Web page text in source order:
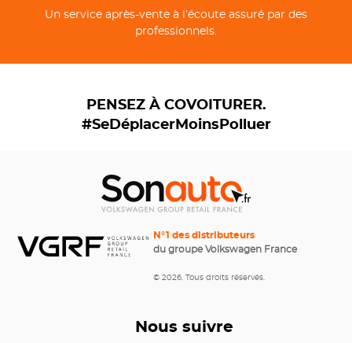
Un service après-vente à l’écoute assuré par des
professionnels.
PENSEZ À COVOITURER.
#SeDéplacerMoinsPolluer
N°1 des distributeurs
du groupe Volkswagen France
© 2026. Tous droits réservés.
Nous suivre